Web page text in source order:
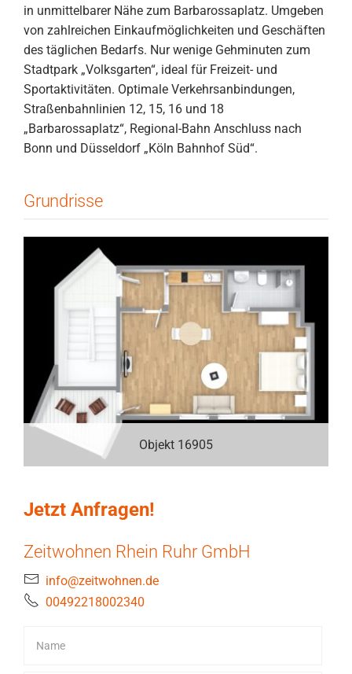
in unmittelbarer Nähe zum Barbarossaplatz. Umgeben
von zahlreichen Einkaufmöglichkeiten und Geschäften
des täglichen Bedarfs. Nur wenige Gehminuten zum
Stadtpark „Volksgarten“, ideal für Freizeit- und
Sportaktivitäten. Optimale Verkehrsanbindungen,
Straßenbahnlinien 12, 15, 16 und 18
„Barbarossaplatz“, Regional-Bahn Anschluss nach
Bonn und Düsseldorf „Köln Bahnhof Süd“.
Grundrisse
Objekt 16905
Jetzt Anfragen!
Zeitwohnen Rhein Ruhr GmbH
info@zeitwohnen.de
00492218002340